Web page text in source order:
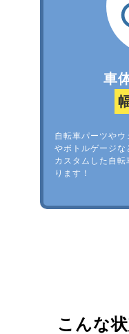
車
自転車パーツやウ
やボトルゲージな
カスタムした自
ります！
こんな